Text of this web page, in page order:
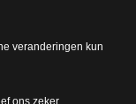
veranderingen kun
ons zeker